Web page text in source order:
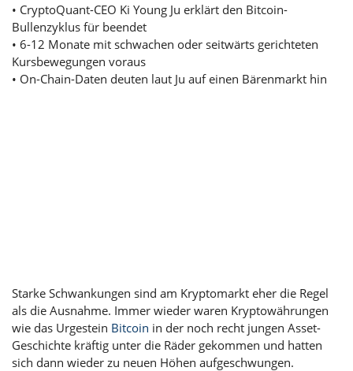
• CryptoQuant-CEO Ki Young Ju erklärt den Bitcoin-
Bullenzyklus für beendet
• 6-12 Monate mit schwachen oder seitwärts gerichteten
Kursbewegungen voraus
• On-Chain-Daten deuten laut Ju auf einen Bärenmarkt hin
Starke Schwankungen sind am Kryptomarkt eher die Regel
als die Ausnahme. Immer wieder waren Kryptowährungen
wie das Urgestein Bitcoin in der noch recht jungen Asset-
Geschichte kräftig unter die Räder gekommen und hatten
sich dann wieder zu neuen Höhen aufgeschwungen.